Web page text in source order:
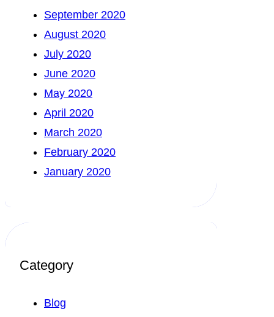
September 2020
August 2020
July 2020
June 2020
May 2020
April 2020
March 2020
February 2020
January 2020
Category
Blog